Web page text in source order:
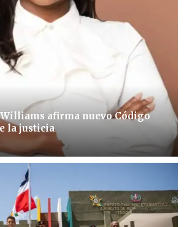
afirma nuevo Código
la justicia